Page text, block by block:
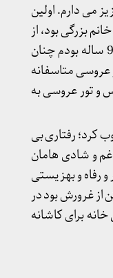
می دارم. اولین
بزرگی بود، از
دوست هنرمندش خواست که همانجا تغییراتی در آن بدهد و آن تغییرات برای من که دختری 8-9 ساله بودم چنان
متاسفانه
و تور عروسی به
کرد؛ رفتاری بی
و شادی هامان
رفاه و بهزیستی
از غرورش بود در
برای کاشانه